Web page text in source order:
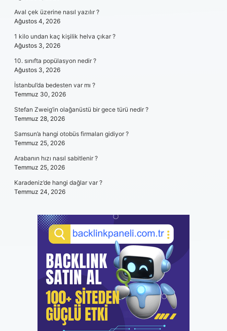
Aval çek üzerine nasıl yazılır ?
Ağustos 4, 2026
1 kilo undan kaç kişilik helva çıkar ?
Ağustos 3, 2026
10. sınıfta popülasyon nedir ?
Ağustos 3, 2026
İstanbul’da bedesten var mı ?
Temmuz 30, 2026
Stefan Zweig’in olağanüstü bir gece türü nedir ?
Temmuz 28, 2026
Samsun’a hangi otobüs firmaları gidiyor ?
Temmuz 25, 2026
Arabanın hızı nasıl sabitlenir ?
Temmuz 25, 2026
Karadeniz’de hangi dağlar var ?
Temmuz 24, 2026